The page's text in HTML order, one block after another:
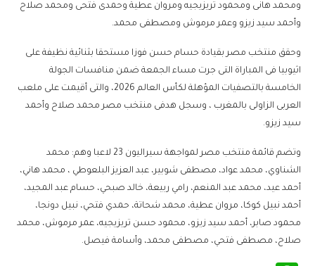
ومحمد هانى ومحمود تريزيجيه ومروان عطية وحمدى فتحى ومحمد صلاح
وأحمد سيد زيزو وعمر مرموش ومصطفى محمد.
وحقق منتخب مصر بقيادة حسام حسن فوزا مستحقا بثنائية نظيفة على
اثيوبيا فى المباراة التى جرت مساء الجمعة ضمن منافسات الجولة
الخامسة بالتصفيات المؤهلة لكأس العالم 2026، والتى أقيمت على ملعب
العربى الزاولى بالمغرب ، وسجل هدفى منتخب مصر محمد صلاح وأحمد
سيد زيزو.
وتضم قائمة منتخب مصر لمواجهة سيراليون 23 لاعبا وهم: محمد
الشناوي، محمد عواد، مصطفى شوبير، عبد العزيز البلعوطي ، محمد هاني،
أحمد عيد، محمد عبد المنعم، رامي ربيعة، خالد صبحي، حسام عبد المجيد،
أحمد نبيل كوكا، مروان عطية، محمد شحاتة، حمدي فتحي، نبيل دونجا،
محمود صابر، أحمد سيد زيزو، محمود حسن تريزيجيه، عمر مرموش، محمد
صلاح، مصطفى فتحي، مصطفى محمد، وأسامة فيصل.